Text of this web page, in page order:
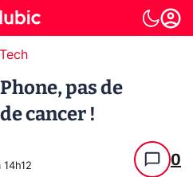
pas de
cancer !
0